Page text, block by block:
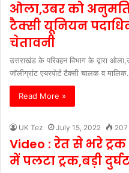
ओला,उबर को
टैक्सी यूनियन
चेतावनी
उत्तराखंड के परिवहन विभाग के द्वारा
जॉलीग्रांट एयरपोर्ट टैक्सी चालक व
Read More »
UK Tez July 15, 2022 207
Video : रेत से भरे
में पलटा ट्रक,बड़ी